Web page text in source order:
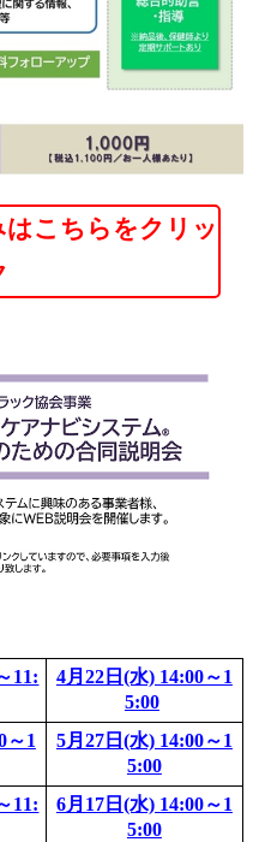
こちらをクリッ
11:
4月22日(水) 14:00～1
5:00
～1
5月27日(水) 14:00～1
5:00
11:
6月17日(水) 14:00～1
5:00